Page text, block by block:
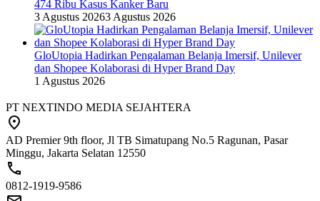
474 Ribu Kasus Kanker Baru
3 Agustus 20263 Agustus 2026
GloUtopia Hadirkan Pengalaman Belanja Imersif, Unilever
dan Shopee Kolaborasi di Hyper Brand Day
1 Agustus 2026
PT NEXTINDO MEDIA SEJAHTERA
AD Premier 9th floor, Jl TB Simatupang No.5 Ragunan, Pasar
Minggu, Jakarta Selatan 12550
0812-1919-9586